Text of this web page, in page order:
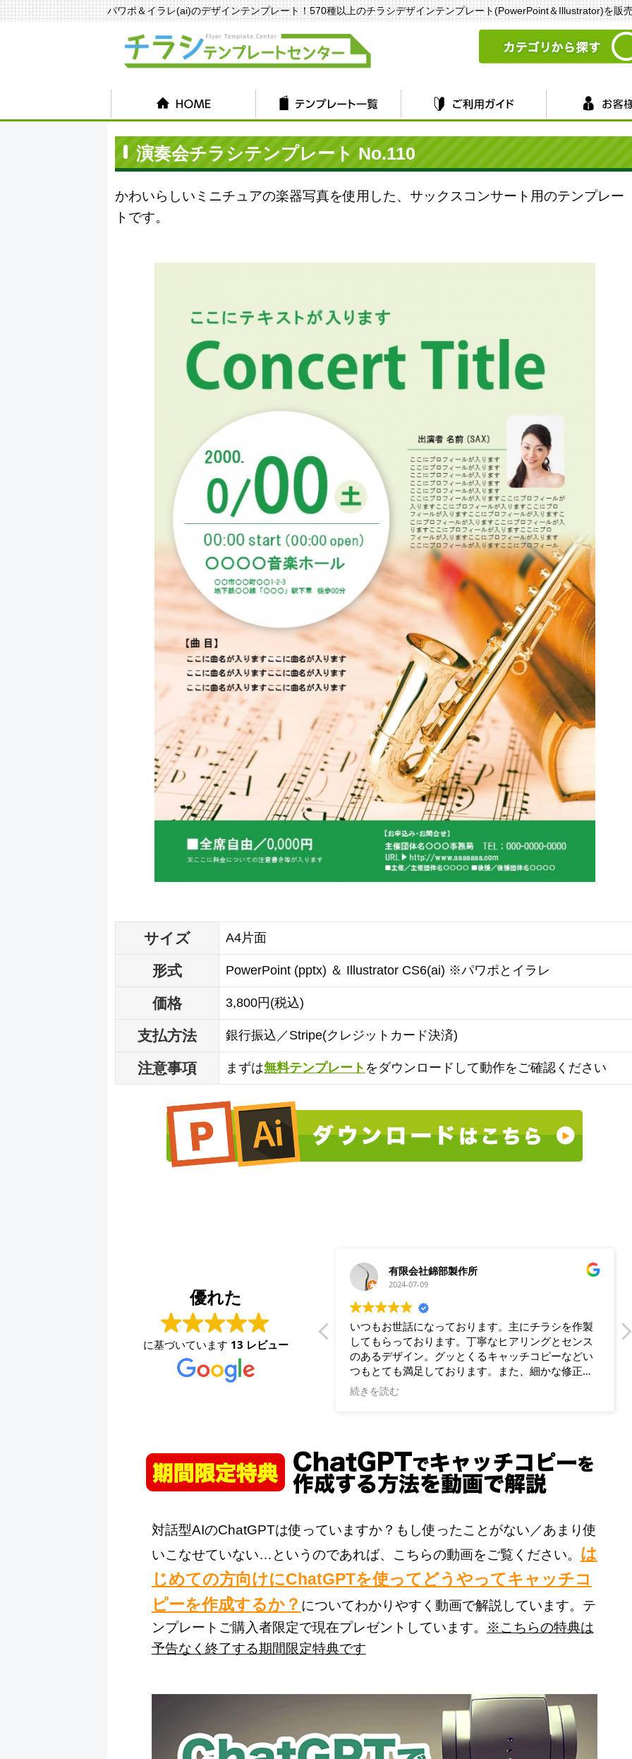
パワポ＆イラレ(ai)のデザインテンプレート！570種以上のチラシデザインテンプレート(PowerPoint＆Illustrator)を販
演奏会チラシテンプレート No.110
かわいらしいミニチュアの楽器写真を使用した、サックスコンサート用のテンプレー
トです。
サイズ A4片面
形式 PowerPoint (pptx) ＆ Illustrator CS6(ai) ※パワポとイラレ
価格 3,800円(税込)
支払方法 銀行振込／Stripe(クレジットカード決済)
注意事項 まずは無料テンプレート をダウンロードして動作をご確認ください
優れた
に基づいています 13 レビュー
少し前から問い合わせ用のメールアドレスが使えな
くなり、困っていました。久々に連絡を取りました
が、素早く対応して頂きました。ありがとうござい
有限会社錦部製作所
2024-07-09
いつもお世話になっております。主にチラシを作製
してもらっております。丁寧なヒアリングとセンス
のあるデザイン。グッとくるキャッチコピーなどい
つもとても満足しております。また、細かな修正に
も素早く対応していただき、助かっております。
続きを読む
対話型AIのChatGPTは使っていますか？もし使ったことがない／あまり使
いこなせていない…というのであれば、こちらの動画をご覧ください。 は
じめての方向けにChatGPTを使ってどうやってキャッチコ
ピーを作成するか？ についてわかりやすく動画で解説しています。テ
ンプレートご購入者限定で現在プレゼントしています。
※こちらの特典は
予告なく終了する期間限定特典です